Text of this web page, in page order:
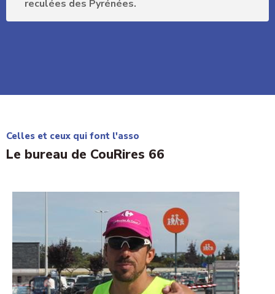
reculées des Pyrénées.
Celles et ceux qui font l'asso
Le bureau de CouRires 66